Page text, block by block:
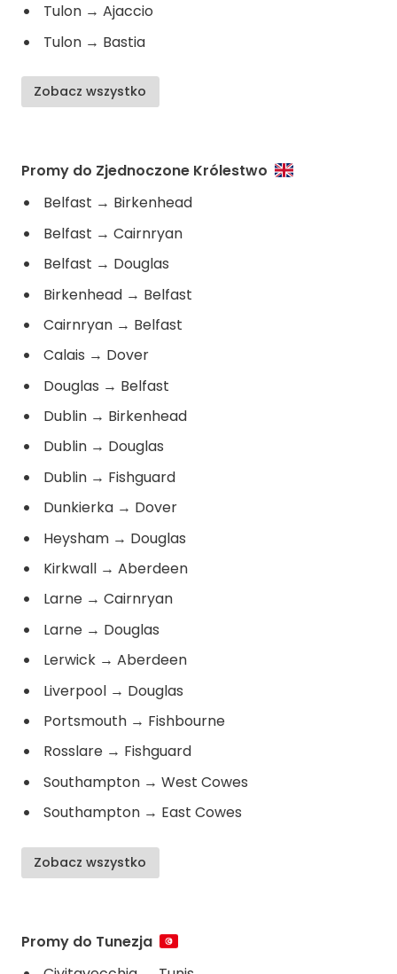
Tulon → Ajaccio
Tulon → Bastia
Zobacz wszystko
Promy do Zjednoczone Królestwo
Belfast → Birkenhead
Belfast → Cairnryan
Belfast → Douglas
Birkenhead → Belfast
Cairnryan → Belfast
Calais → Dover
Douglas → Belfast
Dublin → Birkenhead
Dublin → Douglas
Dublin → Fishguard
Dunkierka → Dover
Heysham → Douglas
Kirkwall → Aberdeen
Larne → Cairnryan
Larne → Douglas
Lerwick → Aberdeen
Liverpool → Douglas
Portsmouth → Fishbourne
Rosslare → Fishguard
Southampton → West Cowes
Southampton → East Cowes
Zobacz wszystko
Promy do Tunezja